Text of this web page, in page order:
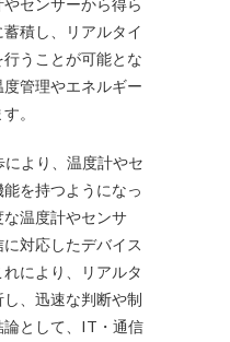
センサーから得ら
積し、リアルタイ
うことが可能とな
管理やエネルギー
。
より、温度計やセ
を持つようになっ
温度計やセンサ
対応したデバイス
により、リアルタ
、迅速な判断や制
として、IT・通信